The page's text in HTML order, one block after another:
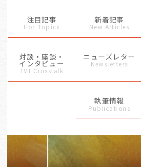
注目記事
Hot Topics
新着記事
New Articles
対談・座談・
インタビュー
TMI Crosstalk
ニューズレター
Newsletters
執筆情報
Publications